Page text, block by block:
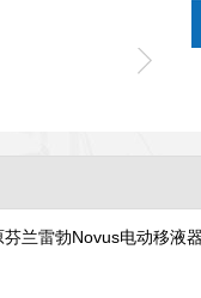
兰雷勃Novus电动移液